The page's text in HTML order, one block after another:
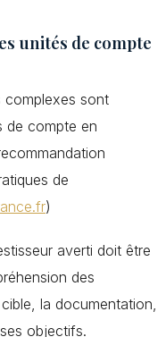
unités de compte
complexes sont
de compte en
de
)
averti doit être
des
la documentation,
objectifs.